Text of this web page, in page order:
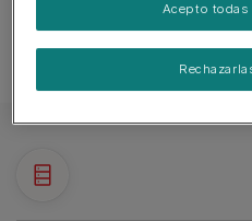
No suele presentar
Acepto